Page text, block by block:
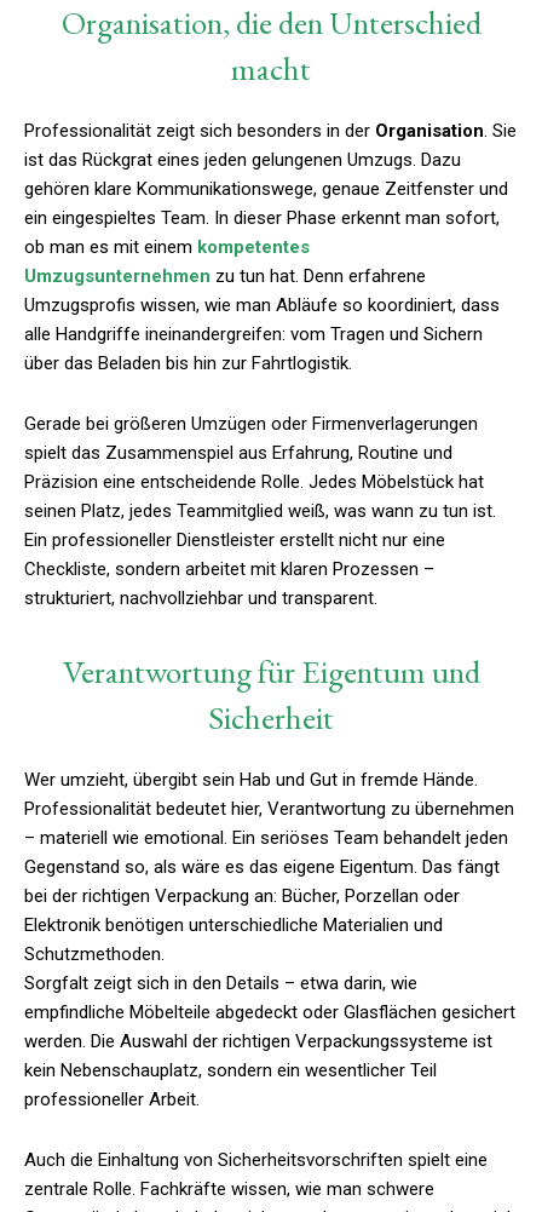
Organisation, die den Unterschied
macht
Professionalität zeigt sich besonders in der Organisation. Sie
ist das Rückgrat eines jeden gelungenen Umzugs. Dazu
gehören klare Kommunikationswege, genaue Zeitfenster und
ein eingespieltes Team. In dieser Phase erkennt man sofort,
ob man es mit einem kompetentes
Umzugsunternehmen zu tun hat. Denn erfahrene
Umzugsprofis wissen, wie man Abläufe so koordiniert, dass
alle Handgriffe ineinandergreifen: vom Tragen und Sichern
über das Beladen bis hin zur Fahrtlogistik.
Gerade bei größeren Umzügen oder Firmenverlagerungen
spielt das Zusammenspiel aus Erfahrung, Routine und
Präzision eine entscheidende Rolle. Jedes Möbelstück hat
seinen Platz, jedes Teammitglied weiß, was wann zu tun ist.
Ein professioneller Dienstleister erstellt nicht nur eine
Checkliste, sondern arbeitet mit klaren Prozessen –
strukturiert, nachvollziehbar und transparent.
Verantwortung für Eigentum und
Sicherheit
Wer umzieht, übergibt sein Hab und Gut in fremde Hände.
Professionalität bedeutet hier, Verantwortung zu übernehmen
– materiell wie emotional. Ein seriöses Team behandelt jeden
Gegenstand so, als wäre es das eigene Eigentum. Das fängt
bei der richtigen Verpackung an: Bücher, Porzellan oder
Elektronik benötigen unterschiedliche Materialien und
Schutzmethoden.
Sorgfalt zeigt sich in den Details – etwa darin, wie
empfindliche Möbelteile abgedeckt oder Glasflächen gesichert
werden. Die Auswahl der richtigen Verpackungssysteme ist
kein Nebenschauplatz, sondern ein wesentlicher Teil
professioneller Arbeit.
Auch die Einhaltung von Sicherheitsvorschriften spielt eine
zentrale Rolle. Fachkräfte wissen, wie man schwere